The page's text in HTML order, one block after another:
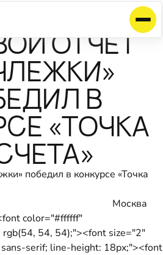
ОТЧЕТ
В
«ТОЧКА
Москва
color="#ffffff"
54, 54);"><font size="2"
serif; line-height: 18px;"><font